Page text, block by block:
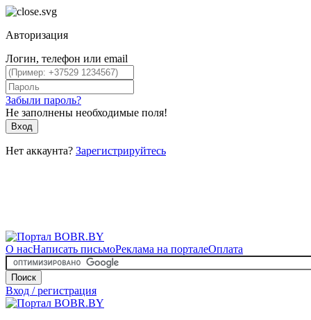
Авторизация
Логин, телефон или email
Забыли пароль?
Не заполнены необходимые поля!
Вход
Нет аккаунта? Зарегистрируйтесь
О насНаписать письмоРеклама на порталеОплата
Поиск
Вход / регистрация